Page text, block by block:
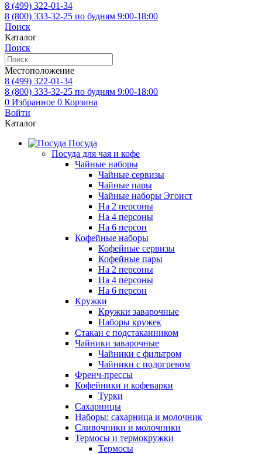
8 (499) 322-01-34
8 (800) 333-32-25 по будням 9:00-18:00
Поиск
Каталог
Поиск
Местоположение
8 (499) 322-01-34
8 (800) 333-32-25 по будням 9:00-18:00
0 Избранное 0 Корзина
Войти
Каталог
Посуда
Посуда для чая и кофе
Чайные наборы
Чайные сервизы
Чайные пары
Чайные наборы Эгоист
На 2 персоны
На 4 персоны
На 6 персон
Кофейные наборы
Кофейные сервизы
Кофейные пары
На 2 персоны
На 4 персоны
На 6 персон
Кружки
Кружки заварочные
Наборы кружек
Стакан с подстаканником
Чайники заварочные
Чайники с фильтром
Чайники с подогревом
Френч-прессы
Кофейники и кофеварки
Турки
Сахарницы
Наборы: сахарница и молочник
Сливочники и молочники
Термосы и термокружки
Термосы